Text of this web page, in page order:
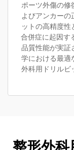
ポーツ外傷の修
よびアンカー
ットの高精度性
合併症に起因す
品質性能が実証
学における最適
外科用ドリルビ
整形外